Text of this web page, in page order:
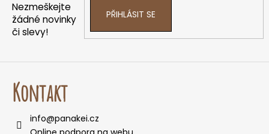
Nezmeškejte
žádné novinky
či slevy!
PŘIHLÁSIT SE
Kontakt
info@panakei.cz